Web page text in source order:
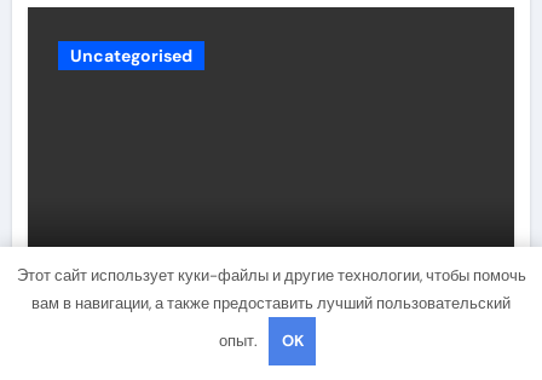
Uncategorised
Причины и лечение жировиков
у новорожденных детей
Этот сайт использует куки-файлы и другие технологии, чтобы помочь
вам в навигации, а также предоставить лучший пользовательский
опыт.
OK